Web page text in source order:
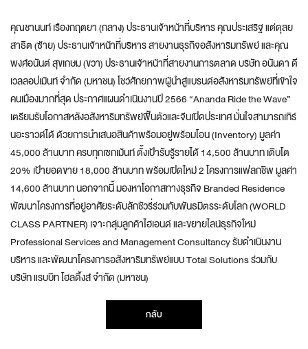
คุณชานนท์ เรืองกฤตยา (กลาง) ประธานเจ้าหน้าที่บริหาร คุณประเสริฐ แต่ดุลย
สาธิต (ซ้าย) ประธานเจ้าหน้าที่บริหาร สายงานธุรกิจอสังหาริมทรัพย์ และคุณ
พงศ์อนันต์ สุขเกษม (ขวา) ประธานเจ้าหน้าที่สายงานการตลาด บริษัท อนันดา ดี
เวลลอปเม้นท์ จำกัด (มหาชน) โชว์ศักยภาพผู้นำสู่แบรนด์อสังหาริมทรัพย์ที่เข้าใจ
คนเมืองมากที่สุด ประกาศแผนดำเนินงานปี 2566 “Ananda Ride the Wave”
เตรียมรับโอกาสหลังอสังหาริมทรัพย์ฟื้นตัวและจีนเปิดประเทศ มั่นใจสามารถเทิร์
นอะราวด์ได้ ด้วยการนำเสนอสินค้าพร้อมอยู่พร้อมโอน (Inventory) มูลค่า
45,000 ล้านบาท ครบทุกเซกเม้นท์ ตั้งเป้ารับรู้รายได้ 14,500 ล้านบาท เติบโต
20% เป้ายอดขาย 18,000 ล้านบาท พร้อมเปิดใหม่ 2 โครงการแฟลกชิพ มูลค่า
14,600 ล้านบาท นอกจากนี้ มองหาโอกาสทางธุรกิจ Branded Residence
พัฒนาโครงการที่อยู่อาศัยระดับลักชัวรี่ร่วมกับพันธมิตรระดับโลก (WORLD
CLASS PARTNER) เจาะกลุ่มลูกค้าไฮเอนด์ และขยายไลน์ธุรกิจใหม่
Professional Services and Management Consultancy รับดำเนินงาน
บริหาร และพัฒนาโครงการอสังหาริมทรัพย์แบบ Total Solutions ร่วมกับ
บริษัท แรบบิท โฮลดิ้งส์ จำกัด (มหาชน)
กลับ